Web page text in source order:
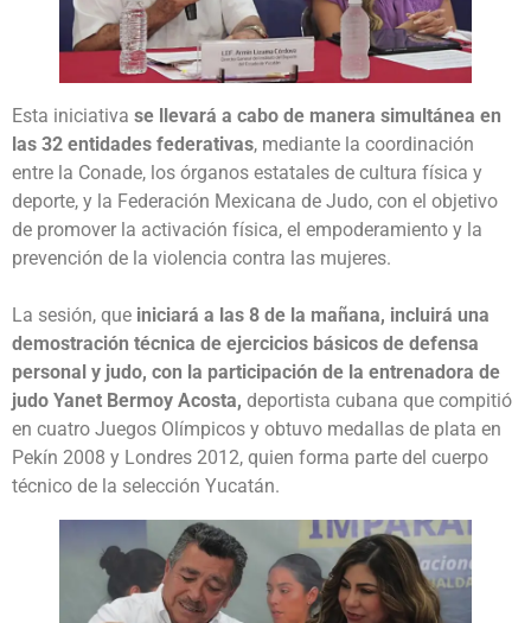
Esta iniciativa se llevará a cabo de manera simultánea en
las 32 entidades federativas, mediante la coordinación
entre la Conade, los órganos estatales de cultura física y
deporte, y la Federación Mexicana de Judo, con el objetivo
de promover la activación física, el empoderamiento y la
prevención de la violencia contra las mujeres.
La sesión, que iniciará a las 8 de la mañana, incluirá una
demostración técnica de ejercicios básicos de defensa
personal y judo, con la participación de la entrenadora de
judo Yanet Bermoy Acosta, deportista cubana que compitió
en cuatro Juegos Olímpicos y obtuvo medallas de plata en
Pekín 2008 y Londres 2012, quien forma parte del cuerpo
técnico de la selección Yucatán.